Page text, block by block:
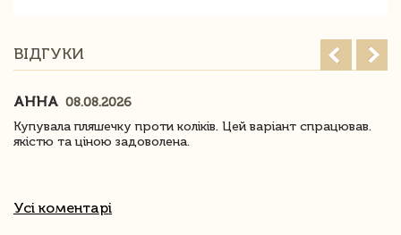
ВІДГУКИ
АННА 08.08.2026
Купувала пляшечку проти коліків. Цей варіант спрацював.
якістю та ціною задоволена.
Усі коментарі